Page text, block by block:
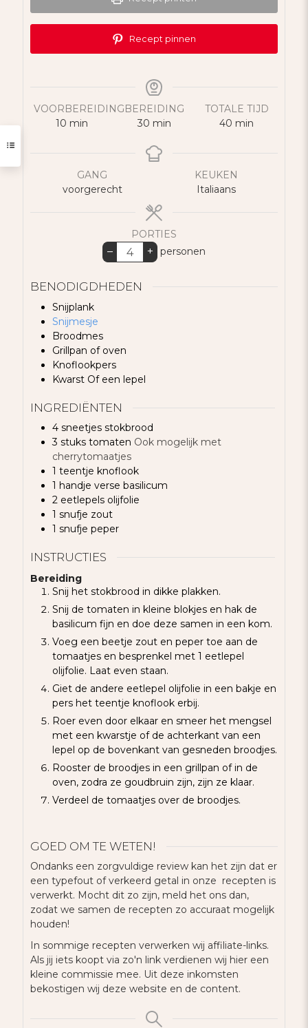
Recept pinnen
VOORBEREIDING
10minuten
min
BEREIDING
30minuten
min
TOTALE TIJD
40 minuten
min
GANG
voorgerecht
KEUKEN
Italiaans
PORTIES
– + personen
BENODIGDHEDEN
Snijplank
Snijmesje
Broodmes
Grillpan of oven
Knoflookpers
Kwarst Of een lepel
INGREDIËNTEN
4 sneetjes stokbrood
3 stuks tomaten Ook mogelijk met
cherrytomaatjes
1 teentje knoflook
1 handje verse basilicum
2 eetlepels olijfolie
1 snufje zout
1 snufje peper
INSTRUCTIES
Bereiding
Snij het stokbrood in dikke plakken.
Snij de tomaten in kleine blokjes en hak de
basilicum fijn en doe deze samen in een kom.
Voeg een beetje zout en peper toe aan de
tomaatjes en besprenkel met 1 eetlepel
olijfolie. Laat even staan.
Giet de andere eetlepel olijfolie in een bakje en
pers het teentje knoflook erbij.
Roer even door elkaar en smeer het mengsel
met een kwarstje of de achterkant van een
lepel op de bovenkant van gesneden broodjes.
Rooster de broodjes in een grillpan of in de
oven, zodra ze goudbruin zijn, zijn ze klaar.
Verdeel de tomaatjes over de broodjes.
GOED OM TE WETEN!
Ondanks een zorgvuldige review kan het zijn dat er
een typefout of verkeerd getal in onze recepten is
verwerkt. Mocht dit zo zijn, meld het ons dan,
zodat we samen de recepten zo accuraat mogelijk
houden!
In sommige recepten verwerken wij affiliate-links.
Als jij iets koopt via zo'n link verdienen wij hier een
kleine commissie mee. Uit deze inkomsten
bekostigen wij deze website en de content.